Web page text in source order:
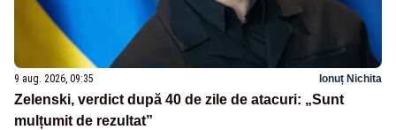
9 aug. 2026, 09:35 Ionuț Nichita
Zelenski, verdict după 40 de zile de atacuri: „Sunt
mulțumit de rezultat”